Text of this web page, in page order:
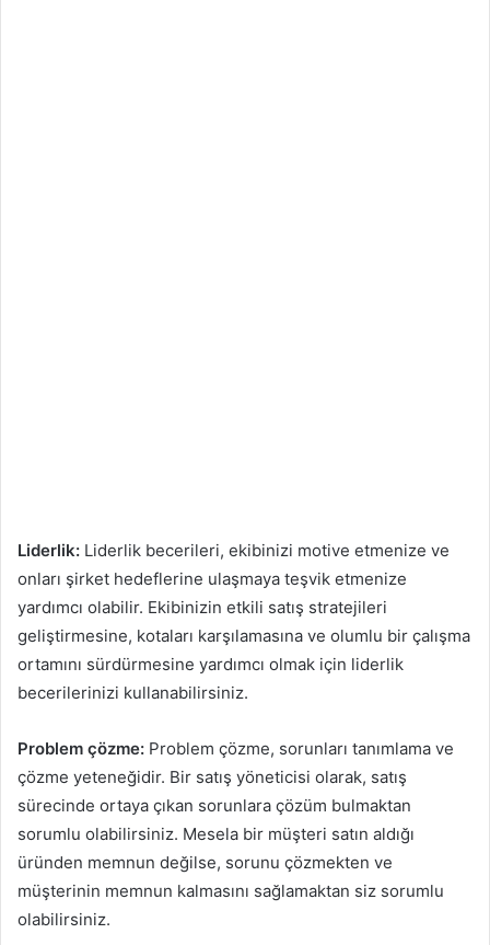
Liderlik: Liderlik becerileri, ekibinizi motive etmenize ve
onları şirket hedeflerine ulaşmaya teşvik etmenize
yardımcı olabilir. Ekibinizin etkili satış stratejileri
geliştirmesine, kotaları karşılamasına ve olumlu bir çalışma
ortamını sürdürmesine yardımcı olmak için liderlik
becerilerinizi kullanabilirsiniz.
Problem çözme: Problem çözme, sorunları tanımlama ve
çözme yeteneğidir. Bir satış yöneticisi olarak, satış
sürecinde ortaya çıkan sorunlara çözüm bulmaktan
sorumlu olabilirsiniz. Mesela bir müşteri satın aldığı
üründen memnun değilse, sorunu çözmekten ve
müşterinin memnun kalmasını sağlamaktan siz sorumlu
olabilirsiniz.